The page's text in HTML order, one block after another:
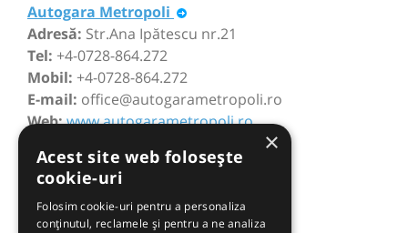
Autogara Metropoli
Adresă: Str.Ana Ipătescu nr.21
Tel: +4-0728-864.272
Mobil: +4-0728-864.272
E-mail: office@autogarametropoli.ro
Web:www.autogarametropoli.ro
×
Acest site web folosește
cookie-uri
Folosim cookie-uri pentru a personaliza
conținutul, reclamele și pentru a ne analiza